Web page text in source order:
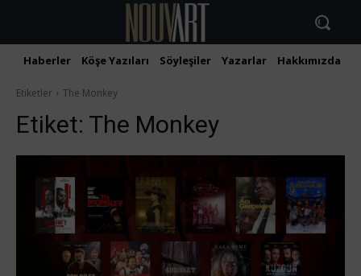
Haberler Köşe Yazıları Söyleşiler Yazarlar Hakkımızda
Etiketler The Monkey
Etiket: The Monkey